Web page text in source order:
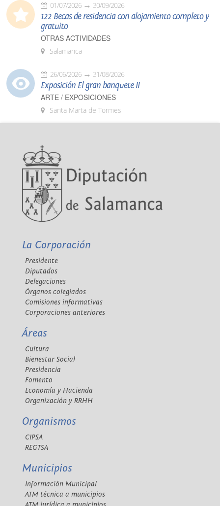
01/07/2026 30/09/2026
122 Becas de residencia con alojamiento completo y
gratuito
OTRAS ACTIVIDADES
Salamanca
26/06/2026 31/08/2026
Exposición El gran banquete II
ARTE / EXPOSICIONES
Santa Marta de Tormes
La Corporación
Presidente
Diputados
Delegaciones
Órganos colegiados
Comisiones informativas
Corporaciones anteriores
Áreas
Cultura
Bienestar Social
Presidencia
Fomento
Economía y Hacienda
Organización y RRHH
Organismos
CIPSA
REGTSA
Municipios
Información Municipal
ATM técnica a municipios